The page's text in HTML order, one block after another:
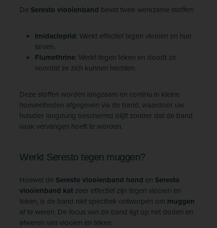
De Seresto vlooienband bevat twee werkzame stoffen:
Imidacloprid: Werkt effectief tegen vlooien en hun
larven.
Flumethrine: Werkt tegen teken en doodt ze
voordat ze zich kunnen hechten.
Deze stoffen worden langzaam en continu in kleine
hoeveelheden afgegeven via de band, waardoor uw
huisdier langdurig beschermd blijft zonder dat de band
vaak vervangen hoeft te worden.
Werkt Seresto tegen muggen?
Hoewel de Seresto vlooienband hond en Seresto
vlooienband kat zeer effectief zijn tegen vlooien en
teken, is de band niet specifiek ontworpen om muggen
af te weren. De focus van de band ligt op het doden en
afweren van vlooien en teken.